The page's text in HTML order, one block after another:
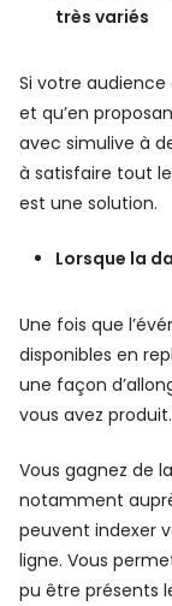
très variés
Si votre
et qu’en
avec simulive à
à satisfaire tout
est une solution.
Lorsque la
Une fois que
disponibles en
une façon
vous avez produit.
Vous gagnez de
notamment
peuvent indexer
ligne. Vous
pu être présents